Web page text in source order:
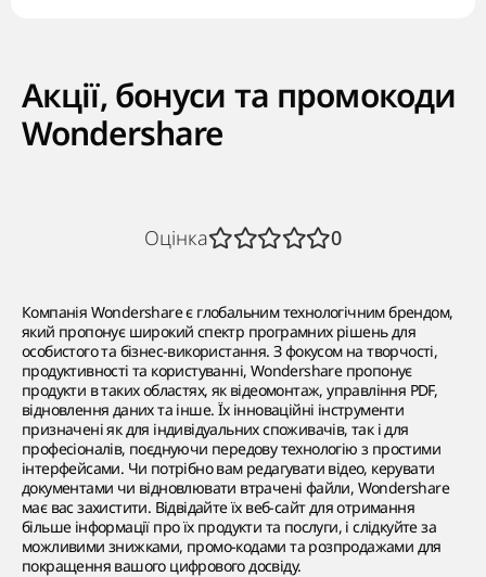
Оцінка 0
Компанія Wondershare є глобальним технологічним брендом,
який пропонує широкий спектр програмних рішень для
особистого та бізнес-використання. З фокусом на творчості,
продуктивності та користуванні, Wondershare пропонує
продукти в таких областях, як відеомонтаж, управління PDF,
відновлення даних та інше. Їх інноваційні інструменти
призначені як для індивідуальних споживачів, так і для
професіоналів, поєднуючи передову технологію з простими
інтерфейсами. Чи потрібно вам редагувати відео, керувати
документами чи відновлювати втрачені файли, Wondershare
має вас захистити. Відвідайте їх веб-сайт для отримання
більше інформації про їх продукти та послуги, і слідкуйте за
можливими знижками, промо-кодами та розпродажами для
покращення вашого цифрового досвіду.
Акції, бонуси та промокоди
Wondershare